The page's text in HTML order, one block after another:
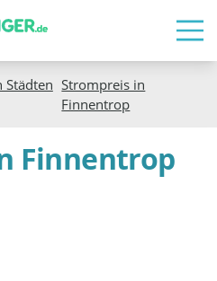
Städten Strompreis in
Finnentrop
Finnentrop